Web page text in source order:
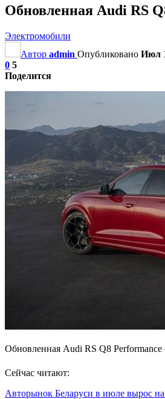
Обновленная Audi RS
Электромобили
Автор admin Опубликовано Июл
0 5
Поделится
Обновленная Audi RS Q8
Сейчас читают:
Авторынок Беларуси в июле вырос